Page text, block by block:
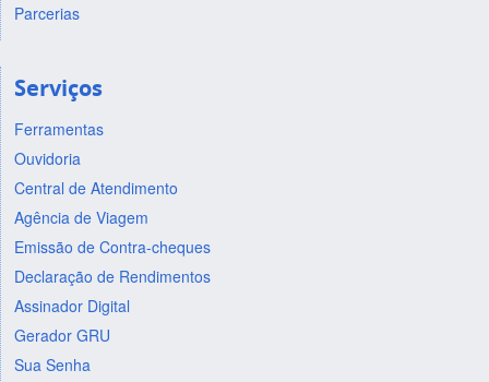
Parcerias
Serviços
Ferramentas
Ouvidoria
Central de Atendimento
Agência de Viagem
Emissão de Contra-cheques
Declaração de Rendimentos
Assinador Digital
Gerador GRU
Sua Senha